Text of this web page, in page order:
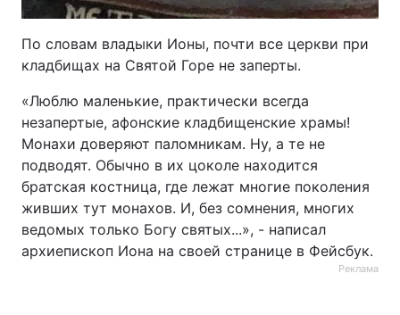
По словам владыки Ионы, почти все церкви при
кладбищах на Святой Горе не заперты.
«Люблю маленькие, практически всегда
незапертые, афонские кладбищенские храмы!
Монахи доверяют паломникам. Ну, а те не
подводят. Обычно в их цоколе находится
братская костница, где лежат многие поколения
живших тут монахов. И, без сомнения, многих
ведомых только Богу святых...», - написал
архиепископ Иона на своей странице в Фейсбук.
Реклама